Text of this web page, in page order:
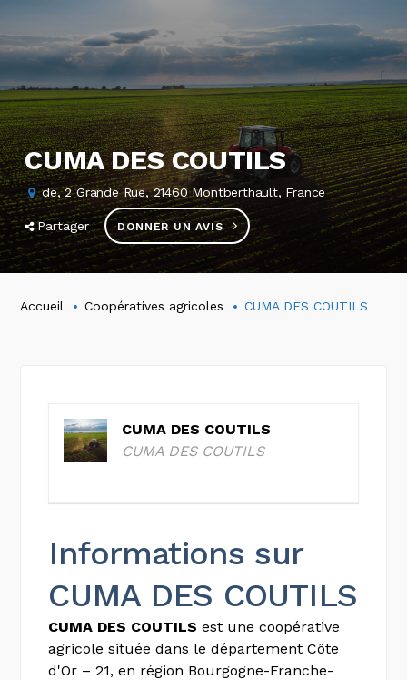
CUMA DES COUTILS
de, 2 Grande Rue, 21460 Montberthault, France
Partager DONNER UN AVIS
Accueil Coopératives agricoles CUMA DES COUTILS
CUMA DES COUTILS
CUMA DES COUTILS
Informations sur
CUMA DES COUTILS
CUMA DES COUTILS est une coopérative
agricole située dans le département Côte
d'Or – 21, en région Bourgogne-Franche-